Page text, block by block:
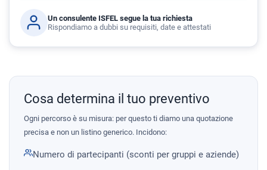
Un consulente ISFEL segue la tua richiesta
Rispondiamo a dubbi su requisiti, date e attestati
Cosa determina il tuo preventivo
Ogni percorso è su misura: per questo ti diamo una quotazione
precisa e non un listino generico. Incidono:
Numero di partecipanti (sconti per gruppi e aziende)